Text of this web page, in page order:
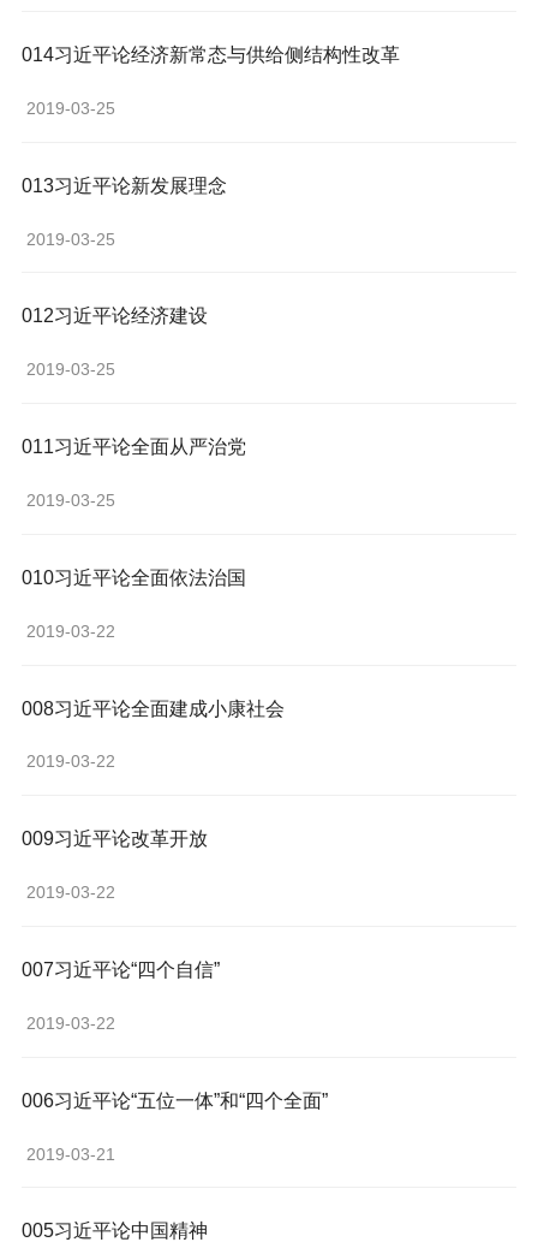
014习近平论经济新常态与供给侧结构性改革
2019-03-25
013习近平论新发展理念
2019-03-25
012习近平论经济建设
2019-03-25
011习近平论全面从严治党
2019-03-25
010习近平论全面依法治国
2019-03-22
008习近平论全面建成小康社会
2019-03-22
009习近平论改革开放
2019-03-22
007习近平论“四个自信”
2019-03-22
006习近平论“五位一体”和“四个全面”
2019-03-21
005习近平论中国精神